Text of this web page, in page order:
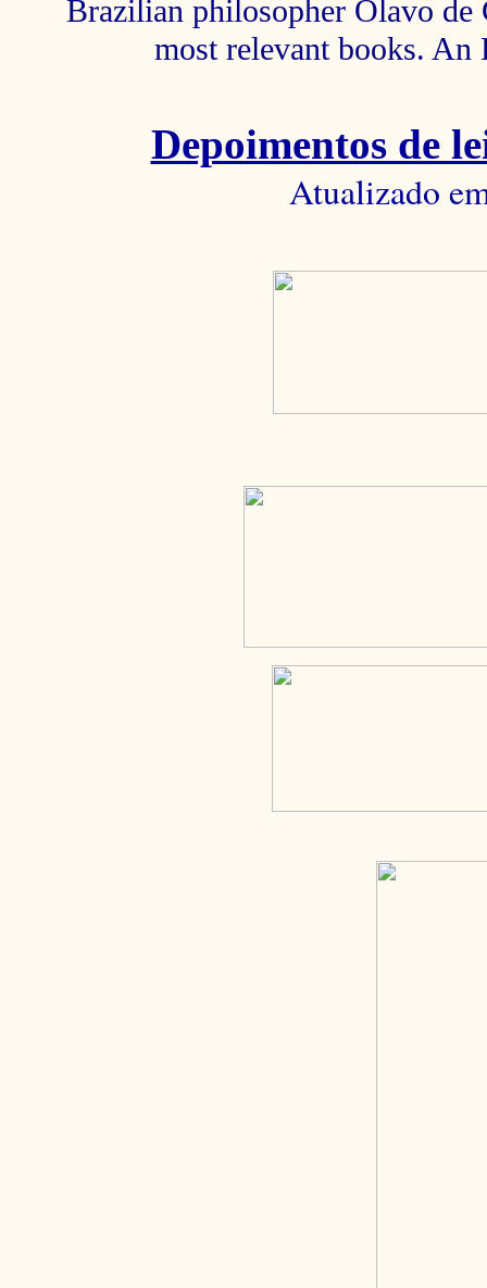
Brazilian philosopher Olavo de
most relevant books.
Depoimentos de
Atualizado